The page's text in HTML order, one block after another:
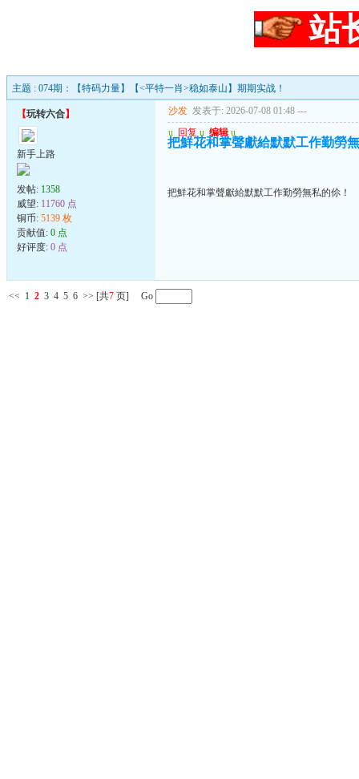
站
主题 : 074期：【特码力量】【<平特一肖>稳如泰山】期期实战！
【玩转六合】
新手上路
发帖: 1358
威望: 11760 点
铜币: 5139 枚
贡献值: 0 点
好评度: 0 点
沙发 发表于: 2026-07-08 01:48 ---
u 回复 u 编辑 u
把鮮花和掌聲獻給默默工作勤勞
把鮮花和掌聲獻給默默工作勤勞無私的伱！
<< 1 2 3 4 5 6 >> [共7 页] Go